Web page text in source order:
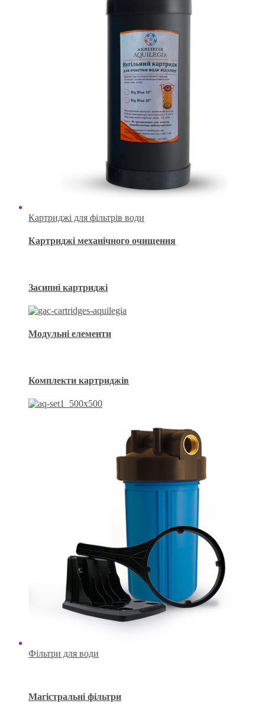
Картриджі для фільтрів води
Картриджі механічного очищення
Засипні картриджі
Модульні елементи
Комплекти картриджів
Фільтри для води
Магістральні фільтри